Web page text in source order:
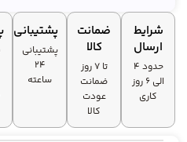
شرایط
ارسال
حدود 4
الی 6 روز
کاری
ضمانت
کالا
تا ۷ روز
ضمانت
عودت
کالا
پشتیبانی
پشتیبانی
۲۴
ساعته